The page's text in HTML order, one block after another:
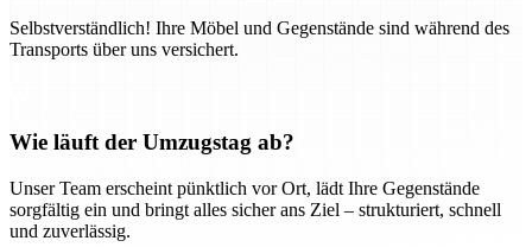
Selbstverständlich! Ihre Möbel und Gegenstände sind während des
Transports über uns versichert.
Wie läuft der Umzugstag ab?
Unser Team erscheint pünktlich vor Ort, lädt Ihre Gegenstände
sorgfältig ein und bringt alles sicher ans Ziel – strukturiert, schnell
und zuverlässig.